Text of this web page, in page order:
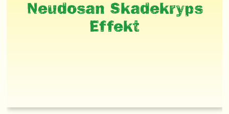
Neudosan Skadekryps
Effekt